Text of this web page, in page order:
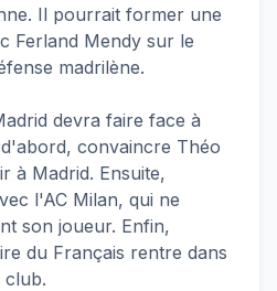
Il pourrait former une
Ferland Mendy sur le
madrilène.
devra faire face à
convaincre Théo
à Madrid. Ensuite,
l'AC Milan, qui ne
son joueur. Enfin,
du Français rentre dans
club.